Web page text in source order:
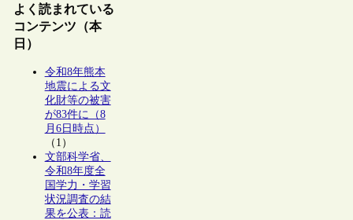
よく読まれている
コンテンツ（本
日）
令和8年熊本
地震による文
化財等の被害
が83件に（8
月6日時点）
（1）
文部科学省、
令和8年度全
国学力・学習
状況調査の結
果を公表：読